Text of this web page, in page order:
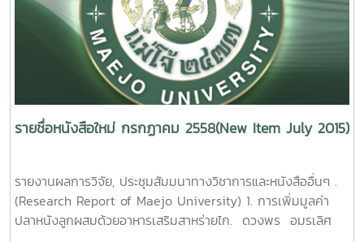
ยมฟิลม์พอลิพรอพิลีนที่สบายได้ด้วยแสง ธวัฒน์ สร้อยทอง
รายงานผลการวิจัยมหาวิทยาลัยแม่โจ้ 48 หน้า. เลขเรียกหนังสือ
2558 / 39 reparation of photo-degradable polypropylene
films. Tawat Soltong Maejo University. 2015.
9. การสังเคราะห์แคลเซียมซิลิเกตจากหอย
เชอรี่และแกลบข้าวเพื่อใช้เป็นตัวเร่งปฎิกิริยาในไปโอดีเซล รัชดาภ
เรียกหนังสือ 2558 / 41 Synthesis of calcium silicate
from golden apple snail and rice husk to use as catalyst
in biodiesel. Ratchadaporn Puntharod Maejo
University. 2015. 10. การหาสภาวะที่เหมาะสมในการอบแห้ง
Platinum Loaded Vanadium Oxide Films. Viruntachar
Kruefu Maejo University. 2015.5. หัวเรื่องภาษาไทยเปรียบ
เทียบกับหัวเรื่องภาษาอังกฤษของห้องสมุดรัฐสภาอเมริกัน : กรณี
ศึกษาคำศัพท์สาขาหลักและคำศัพท์สัมพันธ์แคบกว่าในระดับ NT1.
สุธรรม อุมาแสงทองกุล รายงานผลการวิจัยมหาวิทยาลัยแม่โจ้ 89
หน้า. เลขเรียกหนังสือ 2558 / 34
and Library of Congress Subject Headings : a Case
Study of Terms Related to Main Subject Fields and
Their First Level of Narrower Terms [NT1] . Sutham
Umasangtongkul Maejo University. 2015. 6. ฐานข้อมูล
แฝก อำเภอสันทราย จังหวัดเชียงใหม่ พิมพ์ชนก สังข์แก้ว
รายงานผลการวิจัยมหาวิทยาลัยแม่โจ้ 63 หน้า. เลขเรียกหนังสือ
2558 / 23 Ecotourism
Strategy of Maefaek Sub-district, Sansai District,
Chiang Mai Province.Pimchanok Sangkaew Maejo
University. 2015.
3. ปัจจัยที่มีผล
57 หน้า. เลขเรียกหนังสือ 2558 / 24Factors Enhancing
Efficiency of Farmer Production in Upper Northern
region.Aree Cheamuangpha Maejo University.
รายชื่อหนังสือใหม่ กรกฏาคม 2558(New Item July 2015)
รายงานผลการวิจัย, ประชุมสัมมนาทางวิชาการและหนังสืออื่นๆ .
(Research Report of Maejo University) 1. การเพิ่มมูลค่า
ปลาหนังลูกผสมด้วยอาหารเสริมสาหร่ายไก. ดวงพร อมรเลิศ